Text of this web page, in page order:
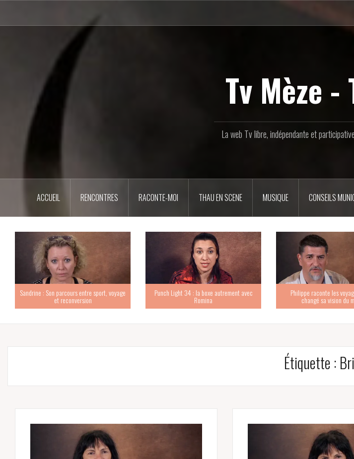
contenu
Tv Mèze -
La web Tv libre, indépendante et
ACCUEIL RENCONTRES RACONTE-MOI THAU EN SCENE MUSIQUE CONSEILS
Sandrine : Son parcours entre sport, voyage
et reconversion
Punch Light 34 : la boxe autrement avec
Romina
Philippe raconte les
changé sa vision du
Étiquette :